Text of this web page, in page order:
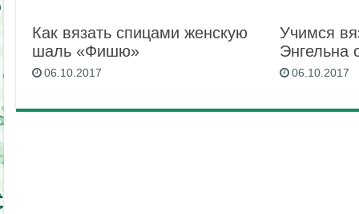
Как вязать спицами женскую
шаль «Фишю»
06.10.2017
Учимся
Энгельна
06.10.2017